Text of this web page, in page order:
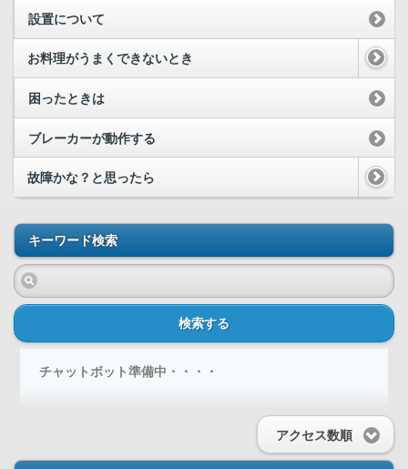
設置について
お料理がうまくできないとき
困ったときは
ブレーカーが動作する
故障かな？と思ったら
キーワード検索
検索する
チャットボット準備中・・・・
アクセス数順